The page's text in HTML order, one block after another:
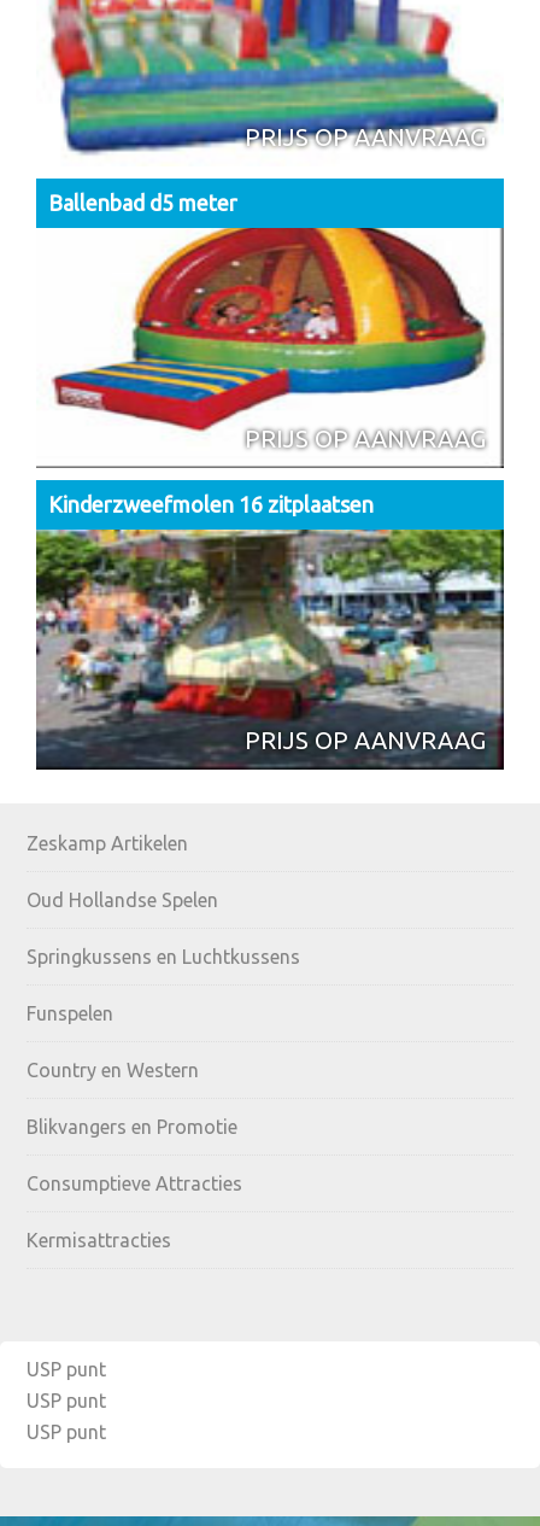
PRIJS OP AANVRAAG
Ballenbad d5 meter
PRIJS OP AANVRAAG
Kinderzweefmolen 16 zitplaatsen
PRIJS OP AANVRAAG
Sidebar
Zeskamp Artikelen
Oud Hollandse Spelen
Springkussens en Luchtkussens
Funspelen
Country en Western
Blikvangers en Promotie
Consumptieve Attracties
Kermisattracties
USP punt
USP punt
USP punt